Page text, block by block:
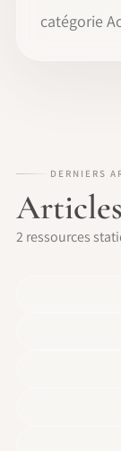
catégorie
DERNIERS
2 ressources